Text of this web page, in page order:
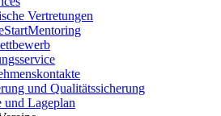
Vertretungen
und Qualitätssicherung
und Lageplan